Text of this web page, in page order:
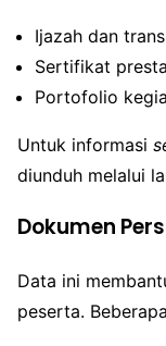
Ijazah dan
Sertifikat
Portofolio
Untuk informasi
diunduh melalui
Dokumen
Data ini
peserta.